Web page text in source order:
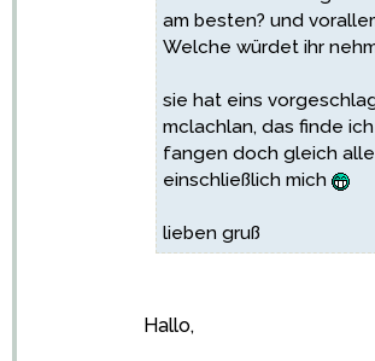
am besten? und
Welche würdet ihr
sie hat eins
mclachlan, das finde
fangen doch gleich
einschließlich mich
lieben gruß
Hallo,